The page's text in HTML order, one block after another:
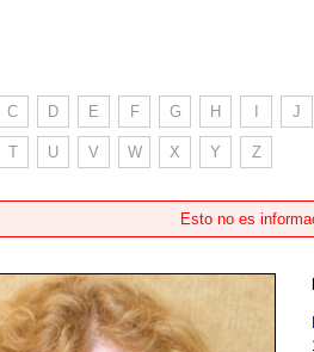
C D E F G H J
T U V W X Y Z
Esto no es